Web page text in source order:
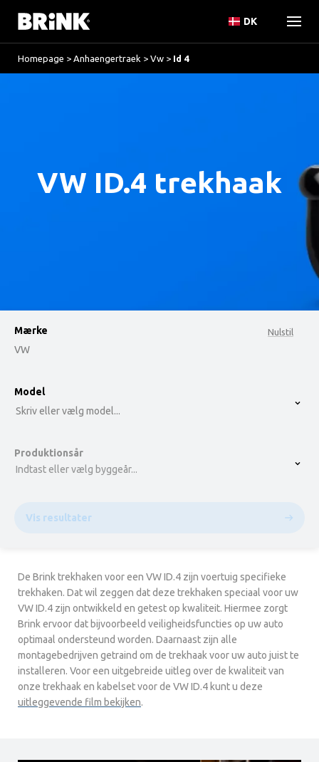
DK
Homepage > Anhaengertraek > Vw > Id 4
VW ID.4 trekhaak
Nulstil
Mærke
VW
option , selected.
Model
Skriv eller vælg model...
Produktionsår
Indtast eller vælg byggeår...
Vis resultater
De Brink trekhaken voor een VW ID.4 zijn voertuig specifieke
trekhaken. Dat wil zeggen dat deze trekhaken speciaal voor uw
VW ID.4 zijn ontwikkeld en getest op kwaliteit. Hiermee zorgt
Brink ervoor dat bijvoorbeeld veiligheidsfuncties op uw auto
optimaal ondersteund worden. Daarnaast zijn alle
montagebedrijven getraind om de trekhaak voor uw auto juist te
installeren. Voor een uitgebreide uitleg over de kwaliteit van
onze trekhaak en kabelset voor de VW ID.4 kunt u deze
uitleggevende film bekijken.